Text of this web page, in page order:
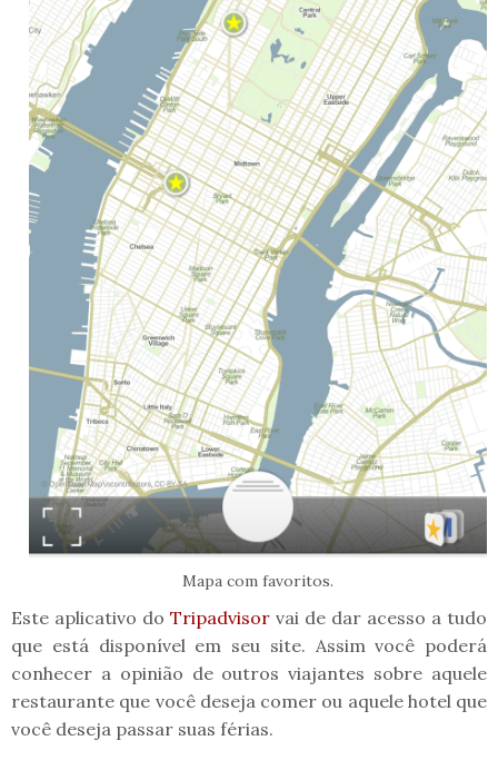
Mapa com favoritos.
Este aplicativo do Tripadvisor vai de dar acesso a tudo
que está disponível em seu site. Assim você poderá
conhecer a opinião de outros viajantes sobre aquele
restaurante que você deseja comer ou aquele hotel que
você deseja passar suas férias.